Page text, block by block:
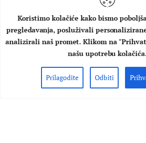
Koristimo kolačiće kako bismo
pregledavanja, posluživali
analizirali naš promet. Klikom na
našu upotrebu
Prilagodite Odbiti